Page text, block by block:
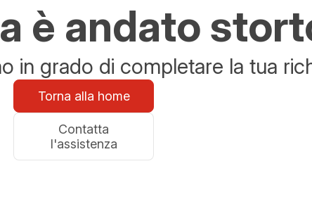
è andato
in grado di completare la tua
Torna alla home
Contatta
l'assistenza